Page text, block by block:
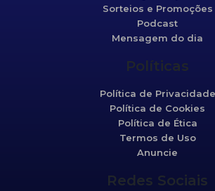
Sorteios e Promoções
Podcast
Mensagem do dia
Políticas
Política de Privacidade
Política de Cookies
Política de Ética
Termos de Uso
Anuncie
Redes Sociais